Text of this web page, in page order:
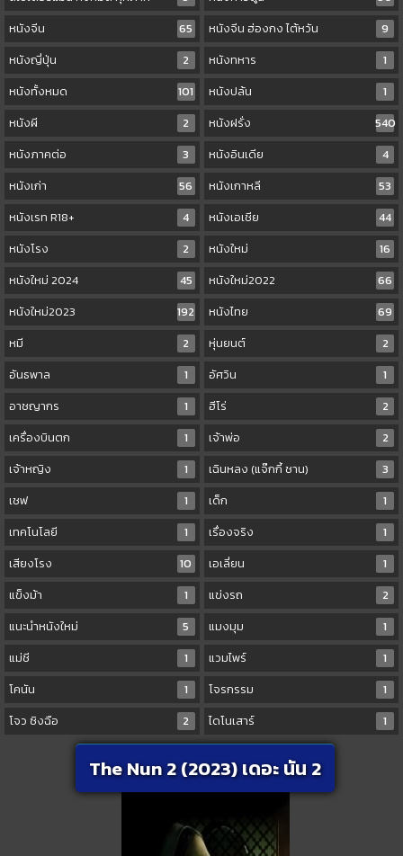
หนังจีน
65 หนังจีน ฮ่องกง ไต้หวัน
9
หนังญี่ปุ่น
2 หนังทหาร
1
หนังทั้งหมด
101 หนังปล้น
1
หนังผี
2 หนังฝรั่ง
540
หนังภาคต่อ
3 หนังอินเดีย
4
หนังเก่า
56 หนังเกาหลี
53
หนังเรท R18+
4 หนังเอเชีย
44
หนังโรง
2 หนังใหม่
16
หนังใหม่ 2024
45 หนังใหม่2022
66
หนังใหม่2023
192 หนังไทย
69
หมี
2 หุ่นยนต์
2
อันธพาล
1 อัศวิน
1
อาชญากร
1 ฮีโร่
2
เครื่องบินตก
1 เจ้าพ่อ
2
เจ้าหญิง
1 เฉินหลง (แจ๊กกี้ ชาน)
3
เชฟ
1 เด็ก
1
เทคโนโลยี
1 เรื่องจริง
1
เสียงโรง
10 เอเลี่ยน
1
แข็งม้า
1 แข่งรถ
2
แนะนำหนังใหม่
5 แมงมุม
1
แม่ชี
1 แวมไพร์
1
โคนัน
1 โจรกรรม
1
โจว ซิงฉือ
2 ไดโนเสาร์ 1
The Nun 2 (2023) เดอะ นัน 2